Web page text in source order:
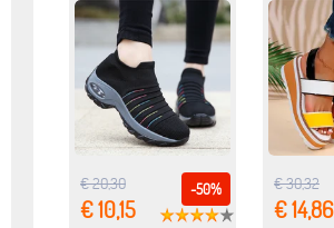
-50%
€ 20,30
€ 10,15
€ 30,32
€ 14,86